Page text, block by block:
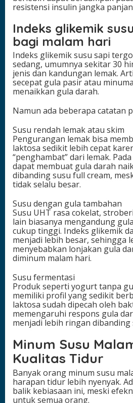
resistensi insulin jangka
Indeks glikemik
bagi malam hari
Indeks glikemik susu sapi
sedang, umumnya sekitar 30
jenis dan kandungan lemak.
secepat gula pasir atau
menaikkan gula darah.
Namun ada beberapa catatan
Susu rendah lemak atau skim
Pengurangan lemak bisa
laktosa sedikit lebih cepat
“penghambat” dari lemak.
dapat membuat gula darah
dibanding susu full cream,
tidak selalu besar.
Susu dengan gula tambahan
Susu UHT rasa cokelat,
lain biasanya mengandung
cukup tinggi. Indeks glikemik
menjadi lebih besar, sehingga
menyebabkan lonjakan gula
diminum malam hari.
Susu fermentasi
Produk seperti yogurt tanpa
memiliki profil yang sedikit
laktosa sudah dipecah oleh
memengaruhi respons gula
menjadi lebih ringan dibanding
Minum Susu
Kualitas Tidur
Banyak orang minum susu
harapan tidur lebih nyenyak.
balik kebiasaan ini, meski
untuk semua orang.